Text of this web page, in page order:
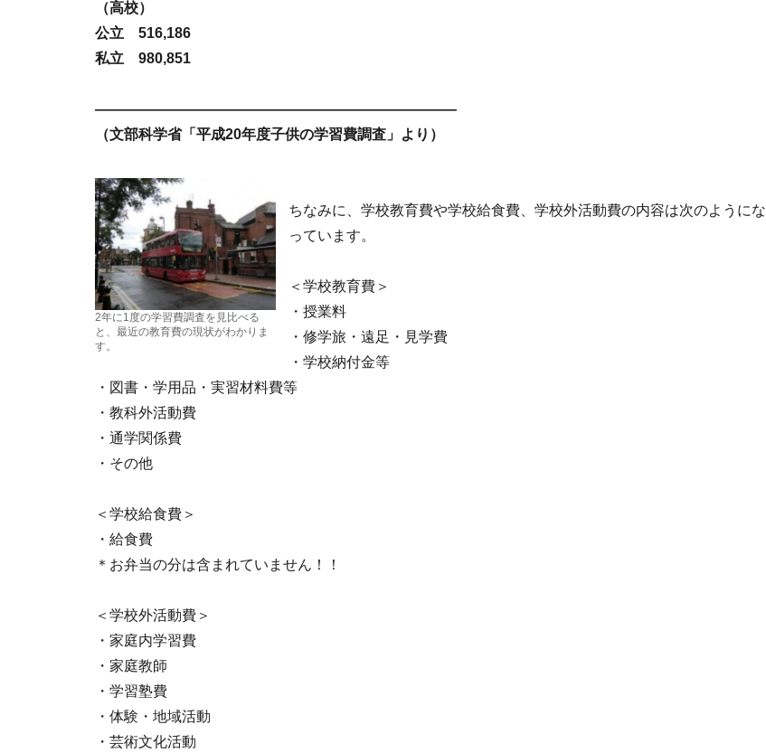
（高校）
公立 516,186
私立 980,851
―――――――――――――――――――――――――
（文部科学省「平成20年度子供の学習費調査」より）
2年に1度の学習費調査を見比べる
と、最近の教育費の現状がわかりま
す。
ちなみに、学校教育費や学校給食費、学校外活動費の内容は次のようにな
っています。
＜学校教育費＞
・授業料
・修学旅・遠足・見学費
・学校納付金等
・図書・学用品・実習材料費等
・教科外活動費
・通学関係費
・その他
＜学校給食費＞
・給食費
＊お弁当の分は含まれていません！！
＜学校外活動費＞
・家庭内学習費
・家庭教師
・学習塾費
・体験・地域活動
・芸術文化活動